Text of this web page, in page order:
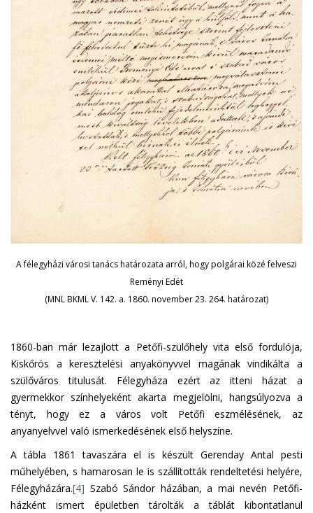
A félegyházi városi tanács határozata arról, hogy polgárai közé felveszi
Reményi Edét
(MNL BKML V. 142. a. 1860. november 23. 264. határozat)
1860-ban már lezajlott a Petőfi-szülőhely vita első fordulója,
Kiskőrös a keresztelési anyakönyvvel magának vindikálta a
szülőváros titulusát. Félegyháza ezért az itteni házat a
gyermekkor színhelyeként akarta megjelölni, hangsúlyozva a
tényt, hogy ez a város volt Petőfi eszmélésének, az
anyanyelvvel való ismerkedésének első helyszíne.
A tábla 1861 tavaszára el is készült Gerenday Antal pesti
műhelyében, s hamarosan le is szállították rendeltetési helyére,
Félegyházára.[4] Szabó Sándor házában, a mai nevén Petőfi-
házként ismert épületben tárolták a táblát kibontatlanul